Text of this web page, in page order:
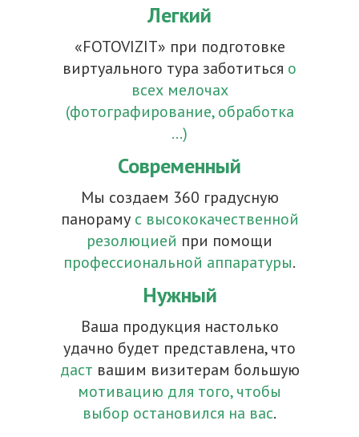
Легкий
«FOTOVIZIT» при подготовке
виртуального тура заботиться о
всех мелочах
(фотографирование, обработка
…)
Современный
Мы создаем 360 градусную
панораму с высококачественной
резолюцией при помощи
профессиональной аппаратуры.
Нужный
Ваша продукция настолько
удачно будет представлена, что
даст вашим визитерам большую
мотивацию для того, чтобы
выбор остановился на вас.